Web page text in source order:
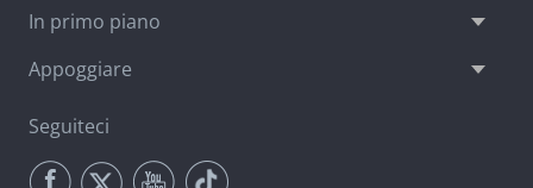
In primo piano
Appoggiare
Seguiteci